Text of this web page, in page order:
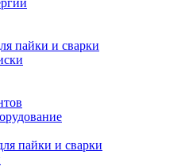
пайки и сварки
пайки и сварки